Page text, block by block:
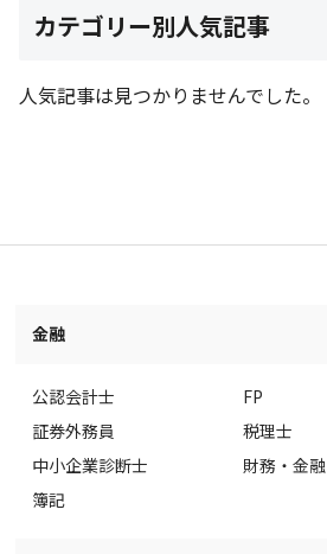
カテゴリー別人気記事
人気記事は見つかりませんでした。
金融
公認会計士
証券外務員
中小企業診断士
簿記
FP
税理士
財務・金融